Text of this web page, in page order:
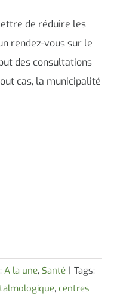
de réduire les
rendez-vous sur le
des consultations
cas, la municipalité
A la une, Santé | Tags:
, centres